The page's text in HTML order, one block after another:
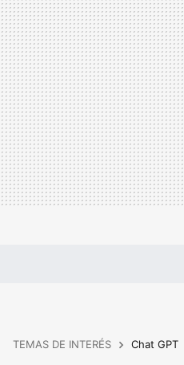
TEMAS DE INTERÉS Chat GPT